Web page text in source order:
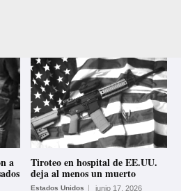
a Tiroteo en hospital de EE.UU.
deja al menos un muerto
Estados Unidos junio 17, 2026